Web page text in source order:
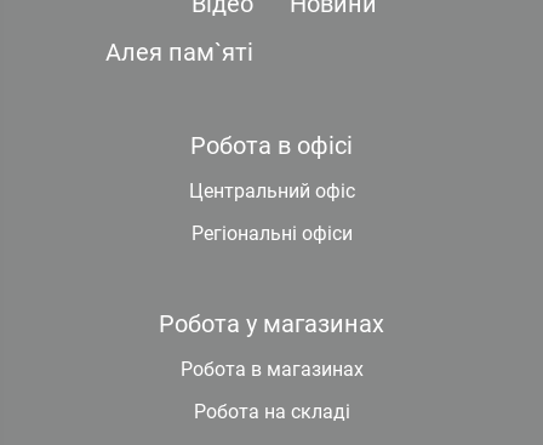
Алея пам`яті
Робота в офісі
Центральний офіс
Регіональні офіси
Робота у магазинах
Робота в магазинах
Робота на складі